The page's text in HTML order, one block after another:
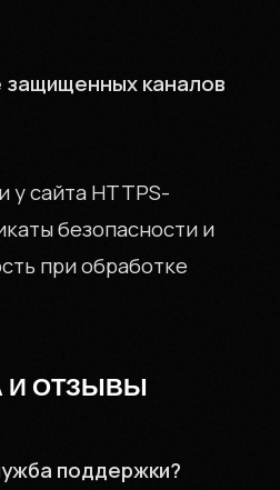
БЕЗ
защищенных каналов
у сайта HTTPS-
безопасности и
при обработке
И ОТЗЫВЫ
поддержки?